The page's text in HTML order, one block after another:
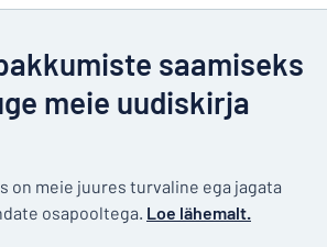
saamiseks
meie uudiskirja
on meie juures turvaline ega jagata
osapooltega. Loe lähemalt.